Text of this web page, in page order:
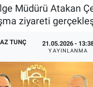
Müdürü Atakan
ziyareti
TUNÇ 21.05.2026 -
YAYINLANMA